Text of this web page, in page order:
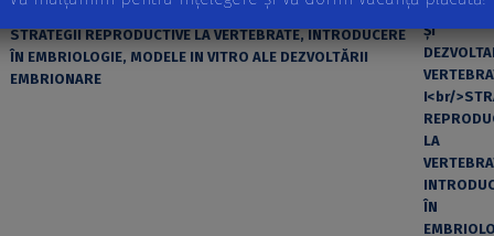
Volumul I
STRATEGII REPRODUCTIVE LA VERTEBRATE, INTRODUCERE
ÎN EMBRIOLOGIE, MODELE IN VITRO ALE DEZVOLTĂRII
EMBRIONARE